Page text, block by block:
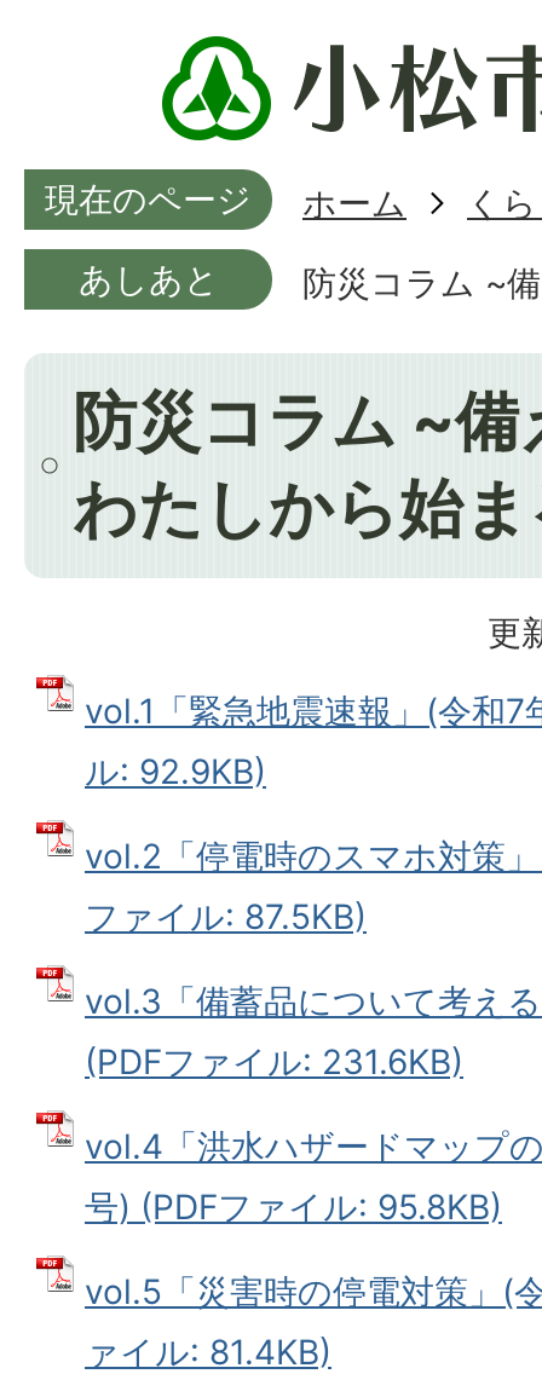
現在のページ ホーム
く
あしあと
防災コラム ~
防災コラム ~
わたしから始
更
vol.1「緊急地震速報」(令和
ル: 92.9KB)
vol.2「停電時のスマホ対策
ファイル: 87.5KB)
vol.3「備蓄品について考え
(PDFファイル: 231.6KB)
vol.4「洪水ハザードマップ
号) (PDFファイル: 95.8KB)
vol.5「災害時の停電対策」(
ァイル: 81.4KB)